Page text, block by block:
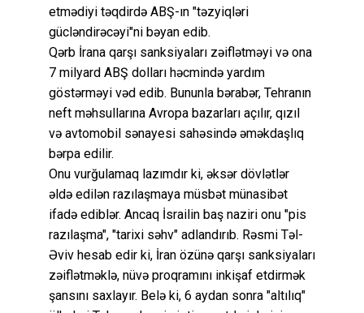
etmədiyi təqdirdə ABŞ-ın "təzyiqləri
gücləndirəcəyi"ni bəyan edib.
Qərb İrana qarşı sanksiyaları zəiflətməyi və ona
7 milyard ABŞ dolları həcmində yardım
göstərməyi vəd edib. Bununla bərabər, Tehranın
neft məhsullarına Avropa bazarları açılır, qızıl
və avtomobil sənayesi sahəsində əməkdaşlıq
bərpa edilir.
Onu vurğulamaq lazımdır ki, əksər dövlətlər
əldə edilən razılaşmaya müsbət münasibət
ifadə ediblər. Ancaq İsrailin baş naziri onu "pis
razılaşma", "tarixi səhv" adlandırıb. Rəsmi Təl-
Əviv hesab edir ki, İran özünə qarşı sanksiyaları
zəiflətməklə, nüvə proqramını inkişaf etdirmək
şansını saxlayır. Belə ki, 6 aydan sonra "altılıq"